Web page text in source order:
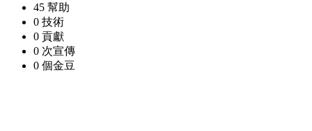
45 幫助
0 技術
0 貢獻
0 次宣傳
0 個金豆